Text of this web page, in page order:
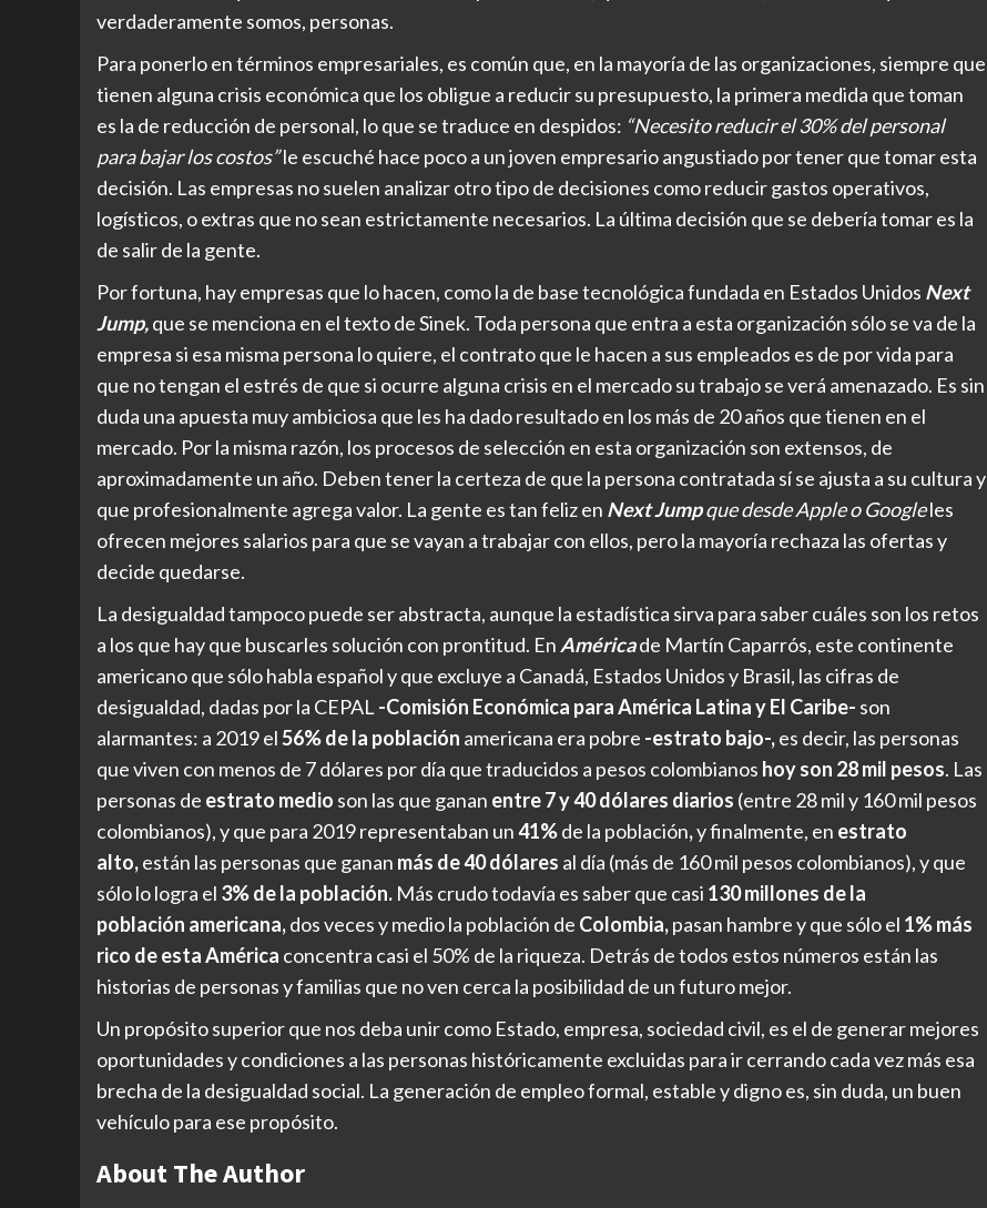
verdaderamente somos, personas.
Para ponerlo en términos empresariales, es común que, en la mayoría de las organizaciones, siempre que
tienen alguna crisis económica que los obligue a reducir su presupuesto, la primera medida que toman
es la de reducción de personal, lo que se traduce en despidos: “Necesito reducir el 30% del personal
para bajar los costos”le escuché hace poco a un joven empresario angustiado por tener que tomar esta
decisión. Las empresas no suelen analizar otro tipo de decisiones como reducir gastos operativos,
logísticos, o extras que no sean estrictamente necesarios. La última decisión que se debería tomar es la
de salir de la gente.
Por fortuna, hay empresas que lo hacen, como la de base tecnológica fundada en Estados Unidos Next
Jump,que se menciona en el texto de Sinek. Toda persona que entra a esta organización sólo se va de la
empresa si esa misma persona lo quiere, el contrato que le hacen a sus empleados es de por vida para
que no tengan el estrés de que si ocurre alguna crisis en el mercado su trabajo se verá amenazado. Es sin
duda una apuesta muy ambiciosa que les ha dado resultado en los más de 20 años que tienen en el
mercado. Por la misma razón, los procesos de selección en esta organización son extensos, de
aproximadamente un año. Deben tener la certeza de que la persona contratada sí se ajusta a su cultura y
que profesionalmente agrega valor. La gente es tan feliz en Next Jumpque desde Apple o Googleles
ofrecen mejores salarios para que se vayan a trabajar con ellos, pero la mayoría rechaza las ofertas y
decide quedarse.
La desigualdad tampoco puede ser abstracta, aunque la estadística sirva para saber cuáles son los retos
a los que hay que buscarles solución con prontitud. En Américade Martín Caparrós, este continente
americano que sólo habla español y que excluye a Canadá, Estados Unidos y Brasil, las cifras de
desigualdad, dadas por la CEPAL -Comisión Económica para América Latina y El Caribe- son
alarmantes: a 2019 el56% de la población americana era pobre -estrato bajo-,es decir, las personas
que viven con menos de 7 dólares por día que traducidos a pesos colombianos hoy son 28 mil pesos. Las
personas de estrato medio son las que ganan entre 7 y 40 dólares diarios (entre 28 mil y 160 mil pesos
colombianos), y que para 2019 representaban un41%de la población,y finalmente, en estrato
alto,están las personas que ganan más de 40 dólares al día (más de 160 mil pesos colombianos), y que
sólo lo logra el 3% de la población. Más crudo todavía es saber que casi 130 millones de la
población americana,dos veces y medio la población de Colombia,pasan hambre y que sólo el 1% más
rico de esta América concentra casi el 50% de la riqueza. Detrás de todos estos números están las
historias de personas y familias que no ven cerca la posibilidad de un futuro mejor.
Un propósito superior que nos deba unir como Estado, empresa, sociedad civil, es el de generar mejores
oportunidades y condiciones a las personas históricamente excluidas para ir cerrando cada vez más esa
brecha de la desigualdad social. La generación de empleo formal, estable y digno es, sin duda, un buen
vehículo para ese propósito.
About The Author